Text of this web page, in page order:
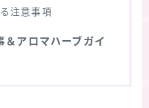
注意事項
＆アロマハーブガイ